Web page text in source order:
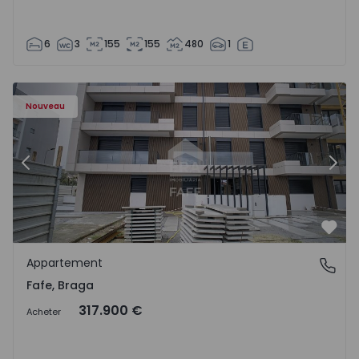
6 3 155 155 480 1
Nouveau
Précédent
Fafe, Braga
Appartement
Fafe, Braga
Acheter 317.900 €